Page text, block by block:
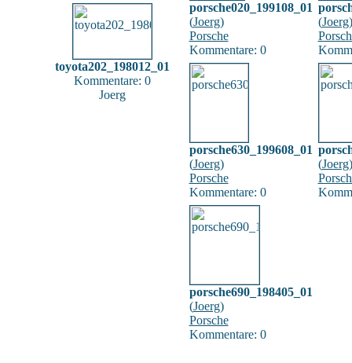
toyota202_198012_01
Kommentare: 0
Joerg
porsche020_199108_01
(Joerg)
Porsche
Kommentare: 0
(Joerg)
porsche630_199608_01
(Joerg)
Porsche
Kommentare: 0
(Joerg)
porsche690_198405_01
(Joerg)
Porsche
Kommentare: 0